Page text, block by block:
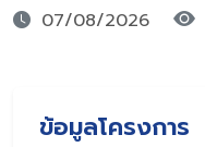
07/08/2026
ข้อมูลโครงการ